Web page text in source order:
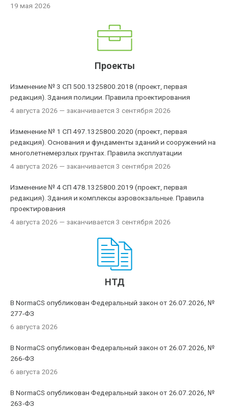
19 мая 2026
Проекты
Изменение № 3 СП 500.1325800.2018 (проект, первая
редакция). Здания полиции. Правила проектирования
4 августа 2026 — заканчивается 3 сентября 2026
Изменение № 1 СП 497.1325800.2020 (проект, первая
редакция). Основания и фундаменты зданий и сооружений на
многолетнемерзлых грунтах. Правила эксплуатации
4 августа 2026 — заканчивается 3 сентября 2026
Изменение № 4 СП 478.1325800.2019 (проект, первая
редакция). Здания и комплексы аэровокзальные. Правила
проектирования
4 августа 2026 — заканчивается 3 сентября 2026
НТД
В NormaCS опубликован Федеральный закон от 26.07.2026, №
277-ФЗ
6 августа 2026
В NormaCS опубликован Федеральный закон от 26.07.2026, №
266-ФЗ
6 августа 2026
В NormaCS опубликован Федеральный закон от 26.07.2026, №
263-ФЗ